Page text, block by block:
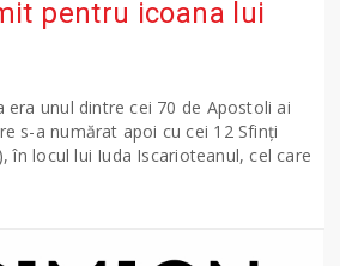
pentru icoana lui
era unul dintre cei 70 de Apostoli ai
s-a numărat apoi cu cei 12 Sfinţi
în locul lui Iuda Iscarioteanul, cel care